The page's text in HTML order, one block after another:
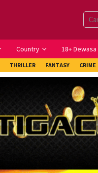
Country 18+ Dewasa
THRILLER FANTASY CRIME